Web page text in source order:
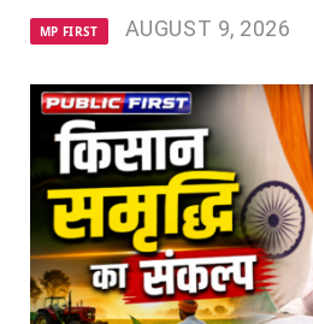
MP FIRST AUGUST 9, 2026